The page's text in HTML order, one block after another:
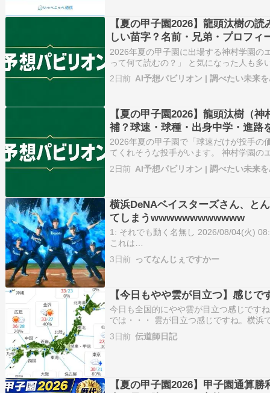
【夏の甲子園2026】龍頭汰樹の
しい苗字？名前・兄弟・プロフィ
2026年夏の甲子園に出場する神村学園の
って何て読むの？」 と気になった人も多
読み方は、 龍頭汰樹＝りゅうとう・たい
字自体がかなり珍しく、初めて見たとい
2日前 AI予想パビリオン | 調べたい未来
【夏の甲子園2026】龍頭汰樹（
補？球速・球種・出身中学・進路
2026年夏の甲子園で「球速だけが投手の
てくれそうな投手がいます。 神村学園の
す。 読み方は、 「りゅうとう・たいき
は決して大柄ではなく、ストレートも
2日前 AI予想パビリオン | 調べたい未来
横浜DeNAベイスターズさん、と
てしまうwwwwwwwwwwww
1: それでも動く名無し 2026/08/04(火)
これは
wwwhttps://video.twimg.com/
3日前 ってなんじぇですかー
【今日もやや雲が目立つ】感じで
今日も全国的にやや雲が目立つ感じです
では・・・ 雲が目立つ感じですね。横浜
ね。我が家付近では・・・ 曇りの一日み
3日前 伝道師日記
【夏の甲子園2026】甲子園通算